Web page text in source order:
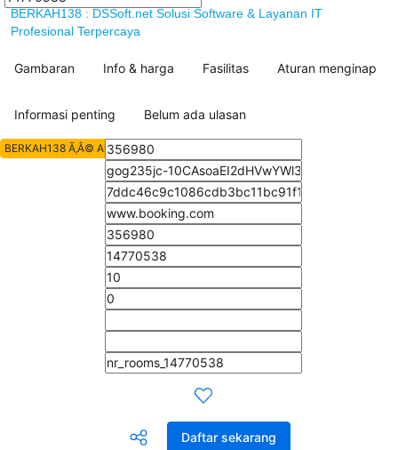
BERKAH138 : DSSoft.net Solusi Software & Layanan IT
Profesional Terpercaya
Gambaran Info & harga Fasilitas Aturan menginap
Informasi penting Belum ada ulasan
Daftar sekarang
BERKAH138 Ã‚Â© All Rights Reserved